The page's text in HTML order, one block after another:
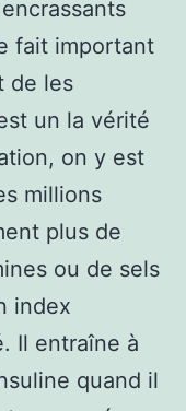
fait important
de les
un la vérité
on y est
millions
plus de
ou de sels
index
Il entraîne à
quand il